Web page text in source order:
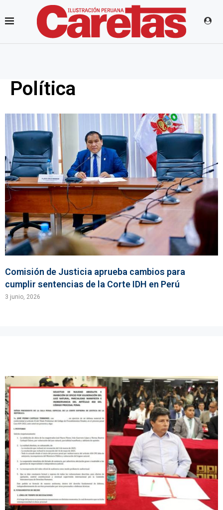
Política
Comisión de Justicia aprueba cambios para
cumplir sentencias de la Corte IDH en Perú
3 junio, 2026